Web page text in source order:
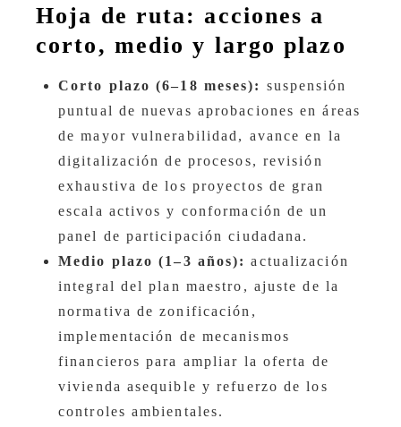
Hoja de ruta: acciones a
corto, medio y largo plazo
Corto plazo (6–18 meses): suspensión
puntual de nuevas aprobaciones en áreas
de mayor vulnerabilidad, avance en la
digitalización de procesos, revisión
exhaustiva de los proyectos de gran
escala activos y conformación de un
panel de participación ciudadana.
Medio plazo (1–3 años): actualización
integral del plan maestro, ajuste de la
normativa de zonificación,
implementación de mecanismos
financieros para ampliar la oferta de
vivienda asequible y refuerzo de los
controles ambientales.